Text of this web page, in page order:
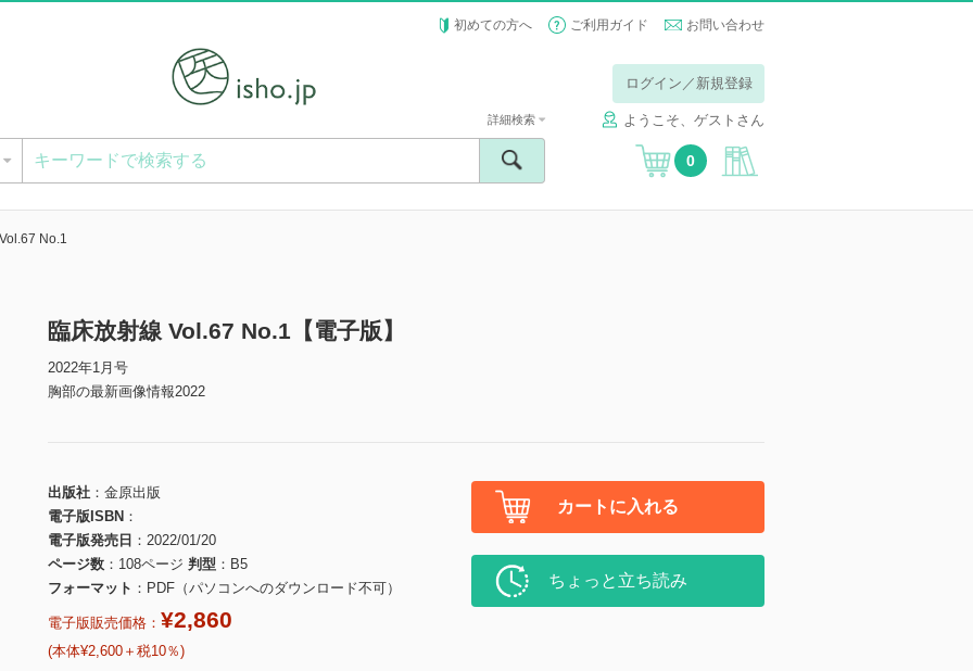
初めての方へ ご利用ガイド お問い合わせ
ログイン／新規登録
ようこそ、ゲストさん
詳細検索
0
No.1
臨床放射線 Vol.67 No.1【電子版】
2022年1月号
胸部の最新画像情報2022
出版社
金原出版
電子版ISBN
電子版発売日
2022/01/20
ページ数
108ページ 判型
B5
フォーマット
PDF（パソコンへのダウンロード不可）
電子版販売価格： ¥2,860
(本体¥2,600＋税10％)
カートに入れる
ちょっと立ち読み